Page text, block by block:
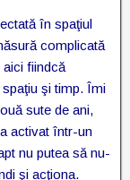
în spaţiul
complicată
fiindcă
şi timp. Îmi
sute de ani,
activat într-un
nu putea să nu-
şi acţiona.